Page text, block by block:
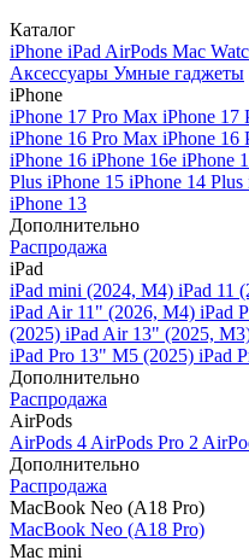
Каталог
iPhone iPad AirPods Mac
Аксессуары Умные гаджеты
iPhone
iPhone 17 Pro Max iPhone 17
iPhone 16 Pro Max iPhone 16
iPhone 16 iPhone 16e iPhone
Plus iPhone 15 iPhone 14 Plus
iPhone 13
Дополнительно
Распродажа
iPad
iPad mini (2024, M4) iPad 11
iPad Air 11" (2026, M4) iPad
(2025) iPad Air 13" (2025,
iPad Pro 13" M5 (2025) iPad
Дополнительно
Распродажа
AirPods
AirPods 4 AirPods Pro 2
Дополнительно
Распродажа
MacBook Neo (A18 Pro)
MacBook Neo (A18 Pro)
Mac mini